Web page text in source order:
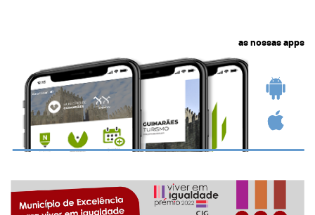
as nossas apps